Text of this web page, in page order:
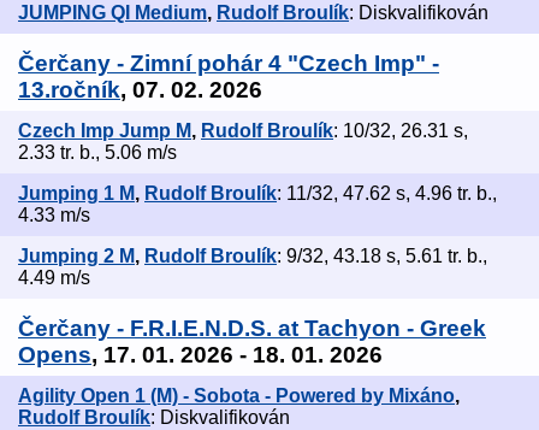
JUMPING QI Medium, Rudolf Broulík: Diskvalifikován
Čerčany - Zimní pohár 4 "Czech Imp" -
13.ročník, 07. 02. 2026
Czech Imp Jump M, Rudolf Broulík: 10/32, 26.31 s,
2.33 tr. b., 5.06 m/s
Jumping 1 M, Rudolf Broulík: 11/32, 47.62 s, 4.96 tr. b.,
4.33 m/s
Jumping 2 M, Rudolf Broulík: 9/32, 43.18 s, 5.61 tr. b.,
4.49 m/s
Čerčany - F.R.I.E.N.D.S. at Tachyon - Greek
Opens, 17. 01. 2026 - 18. 01. 2026
Agility Open 1 (M) - Sobota - Powered by Mixáno,
Rudolf Broulík: Diskvalifikován